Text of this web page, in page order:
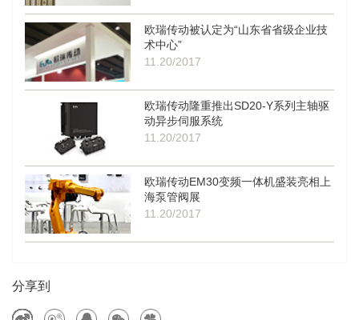
欧瑞传动被认定为“山东省省级企业技
术中心”
11.20/2017
欧瑞传动隆重推出SD20-Y系列主轴驱
动异步伺服系统
11.20/2017
欧瑞传动EM30变频一体机盛装亮相上
海泵管阀展
11.20/2017
分享到